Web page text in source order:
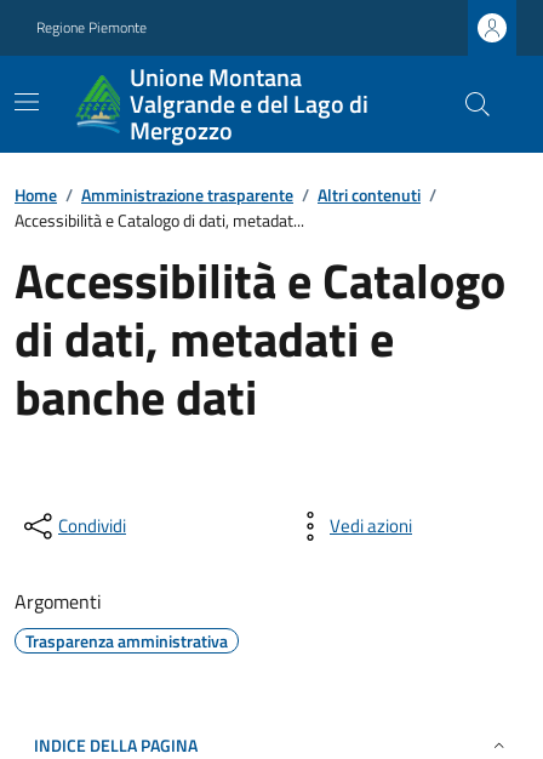
Regione Piemonte
Unione Montana
Valgrande e del Lago di
Mergozzo
Home / Amministrazione trasparente / Altri contenuti /
Accessibilità e Catalogo di dati, metadat...
Accessibilità e Catalogo
di dati, metadati e
banche dati
Condividi Vedi azioni
Argomenti
Trasparenza amministrativa
INDICE DELLA PAGINA